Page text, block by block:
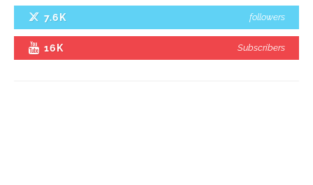
7.6K followers
16K Subscribers